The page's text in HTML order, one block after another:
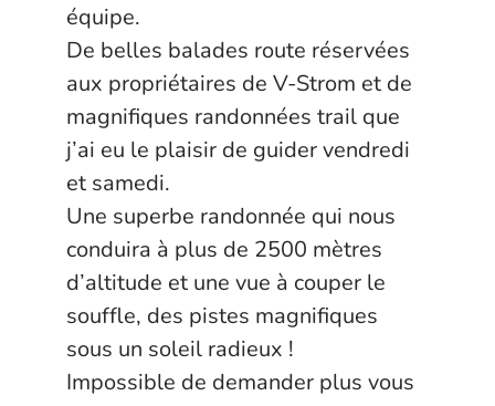
équipe.
De belles balades route réservées
aux propriétaires de V-Strom et de
magnifiques randonnées trail que
j’ai eu le plaisir de guider vendredi
et samedi.
Une superbe randonnée qui nous
conduira à plus de 2500 mètres
d’altitude et une vue à couper le
souffle, des pistes magnifiques
sous un soleil radieux !
Impossible de demander plus vous